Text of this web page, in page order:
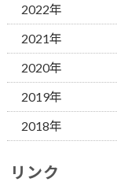
2022年
2021年
2020年
2019年
2018年
リンク